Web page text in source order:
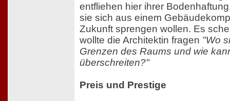
entfliehen hier ihrer
sie sich aus einem
Zukunft sprengen wollen. Es
wollte die Architektin fragen "Wo
Grenzen des Raums und wie
überschreiten?"
Preis und Prestige